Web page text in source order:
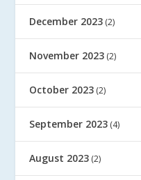
December 2023 (2)
November 2023 (2)
October 2023 (2)
September 2023 (4)
August 2023 (2)